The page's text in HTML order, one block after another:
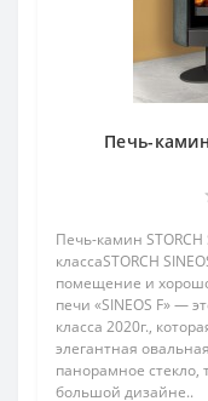
Печь-камин
Печь-камин STORCH
классаSTORCH
помещение и
печи «SINEOS F» —
класса 2020г.,
элегантная
панорамное стекло,
большой дизайне..